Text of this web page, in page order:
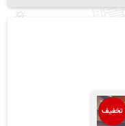
تخفیف